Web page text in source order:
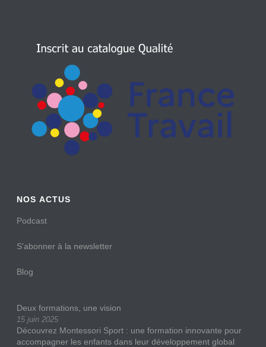
NOS ACTUS
Podcast
S’abonner à la newsletter
Blog
Deux formations, une vision
15 juin 2025
Découvrez Montessori Sport : une formation innovante pour
accompagner les enfants dans leur développement global